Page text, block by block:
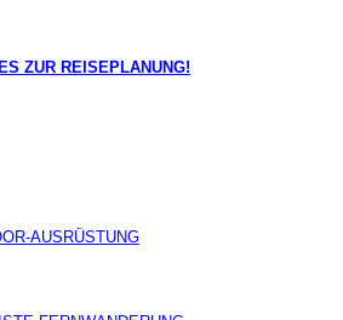
ZUR REISEPLANUNG!
AUSRÜSTUNG